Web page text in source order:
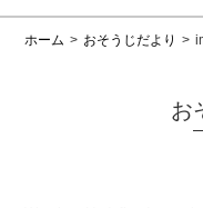
ホーム > おそうじだより >
お